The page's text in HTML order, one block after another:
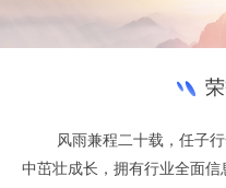
风雨兼程二十载，任子
中茁壮成长，拥有行业全面